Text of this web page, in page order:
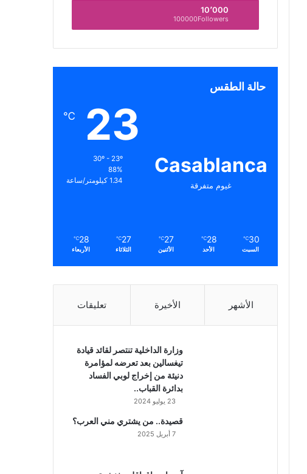
10٬000
100000Followers
حالة الطقس
Casablanca
غيوم متفرقة
23
℃
30º - 23º
88%
1.34 كيلومتر/ساعة
30
℃
السبت
28
℃
الأحد
27
℃
الأثنين
27
℃
الثلاثاء
28
℃
الأربعاء
الأشهر الأخيرة تعليقات
وزارة الداخلية تنتصر لقائد قيادة
تيغسالين بعد تعرضه لمؤامرة
دنيئة من إخراج لوبي الفساد
بدائرة القباب..
23 يوليو 2024
قصيدة.. من يشتري مني العرب؟
7 أبريل 2025